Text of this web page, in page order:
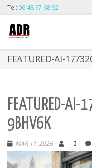
Tel: 06 48 97 68 92
FEATURED-AI-
FEATURED-
9BHV6K
MAR 11, 2026